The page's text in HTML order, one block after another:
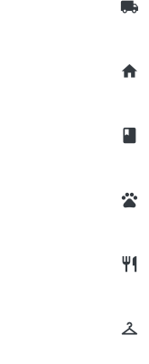
local_shipping
home
class
pets
restaurant
checkroom